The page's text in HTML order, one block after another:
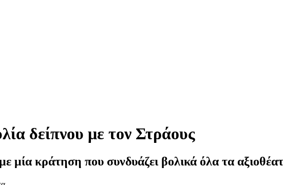
δείπνου με τον Στράους
μία κράτηση που συνδυάζει βολικά όλα τα